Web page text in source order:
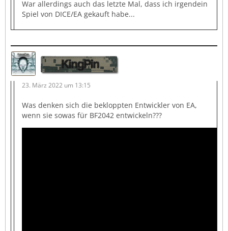
War allerdings auch das letzte Mal, dass ich irgendein
Spiel von DICE/EA gekauft habe...
KingPin
23. März 2022 um 13:15
Was denken sich die bekloppten Entwickler von EA,
wenn sie sowas für BF2042 entwickeln???